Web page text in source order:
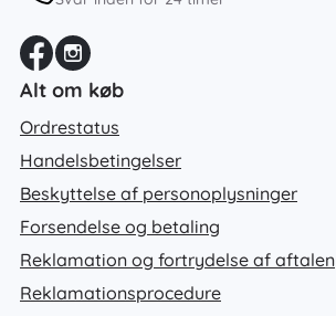
Alt om køb
Ordrestatus
Handelsbetingelser
Beskyttelse af personoplysninger
Forsendelse og betaling
Reklamation og fortrydelse af aftalen
Reklamationsprocedure